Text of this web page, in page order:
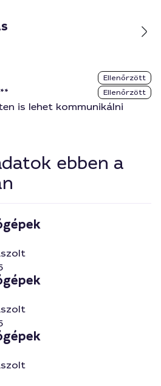
Ellenőrzött
Ellenőrzött
is lehet kommunikálni
ebben a